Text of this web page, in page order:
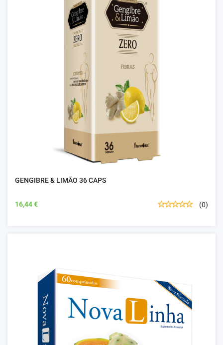
GENGIBRE & LIMÃO 36 CAPS
16,44 € (0)